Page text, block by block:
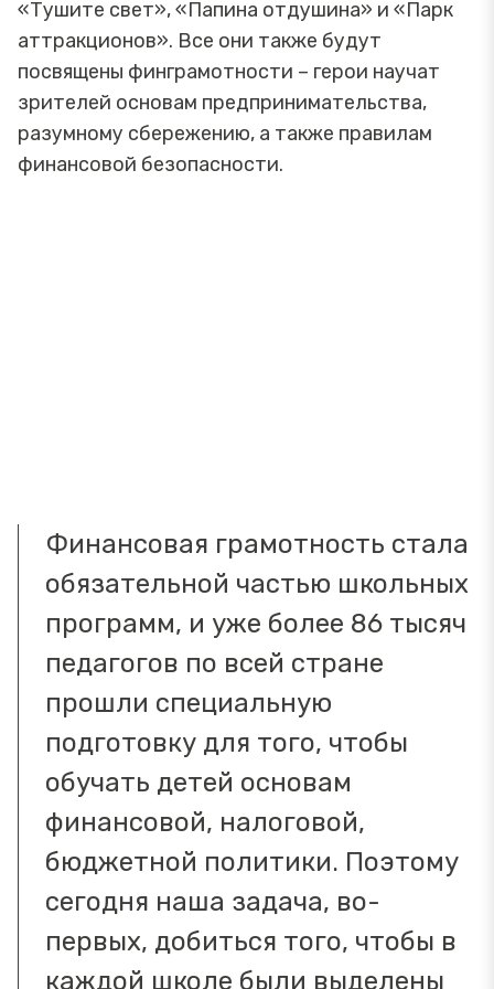
«Тушите свет», «Папина отдушина» и «Парк
аттракционов». Все они также будут
посвящены финграмотности – герои научат
зрителей основам предпринимательства,
разумному сбережению, а также правилам
финансовой безопасности.
Финансовая грамотность стала
обязательной частью школьных
программ, и уже более 86 тысяч
педагогов по всей стране
прошли специальную
подготовку для того, чтобы
обучать детей основам
финансовой, налоговой,
бюджетной политики. Поэтому
сегодня наша задача, во-
первых, добиться того, чтобы в
каждой школе были выделены